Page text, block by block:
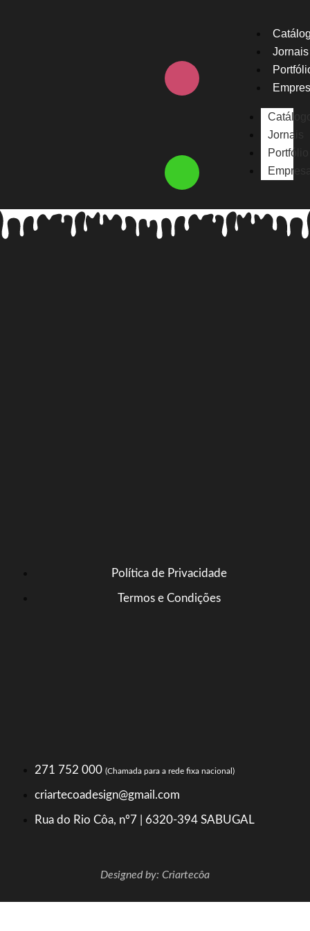
Jornais
Jornais
Portfólio
Política de Privacidade
Termos e Condições
271 752 000 (Chamada para a rede fixa nacional)
criartecoadesign@gmail.com
Rua do Rio Côa, nº7 | 6320-394 SABUGAL
Designed by: Criartecôa